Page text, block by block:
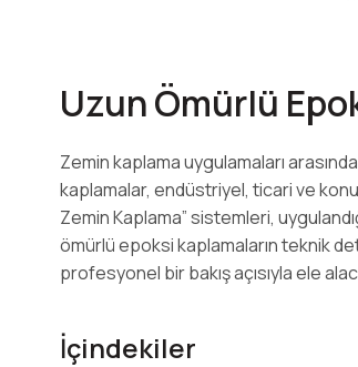
Uzun Ömürlü
Zemin kaplama uygulamaları
kaplamalar, endüstriyel, ticari ve
Zemin Kaplama” sistemleri,
ömürlü epoksi kaplamaların teknik
profesyonel bir bakış açısıyla ele
İçindekiler